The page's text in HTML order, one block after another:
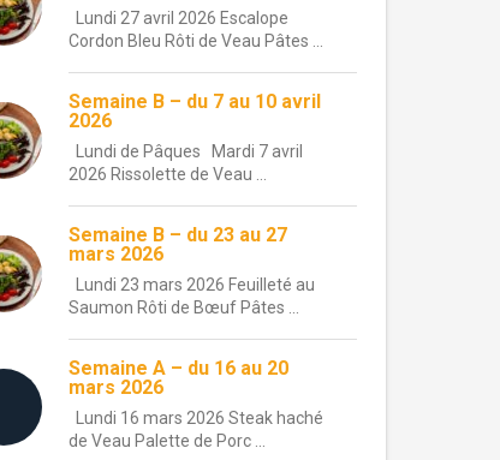
Lundi 27 avril 2026 Escalope
Cordon Bleu Rôti de Veau Pâtes ...
Semaine B – du 7 au 10 avril
2026
Lundi de Pâques Mardi 7 avril
2026 Rissolette de Veau ...
Semaine B – du 23 au 27
mars 2026
Lundi 23 mars 2026 Feuilleté au
Saumon Rôti de Bœuf Pâtes ...
Semaine A – du 16 au 20
mars 2026
Lundi 16 mars 2026 Steak haché
de Veau Palette de Porc ...